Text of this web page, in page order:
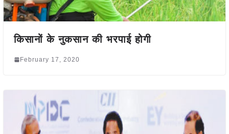
किसानों के नुकसान की भरपाई होगी
February 17, 2020